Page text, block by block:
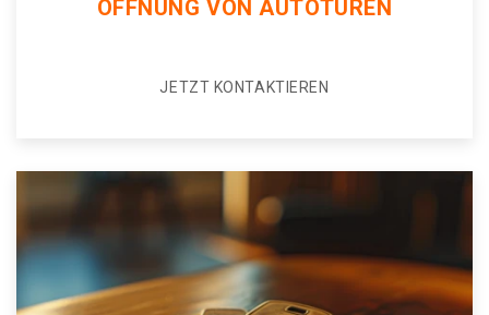
ÖFFNUNG VON AUTOTÜREN
JETZT KONTAKTIEREN